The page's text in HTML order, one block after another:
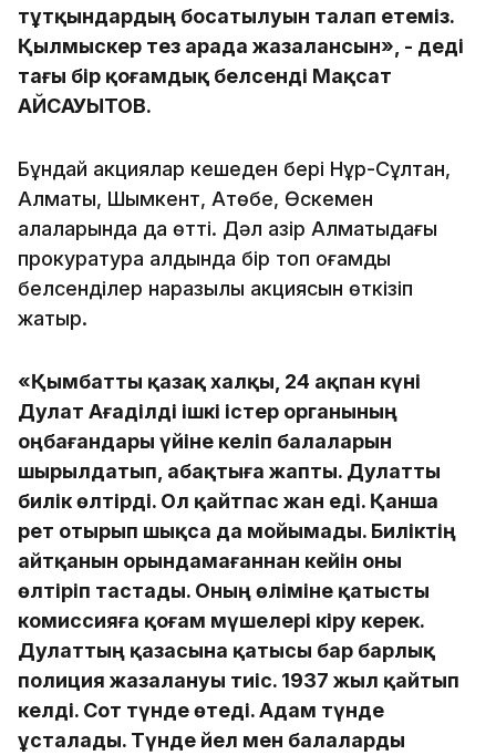
тұтқындардың босатылуын талап етеміз.
Қылмыскер тез арада жазалансын», - деді
тағы бір қоғамдық белсенді Мақсат
АЙСАУЫТОВ.
Бұндай акциялар кешеден бері Нұр-Сұлтан,
Алматы, Шымкент, Ақтөбе, Өскемен
қалаларында да өтті. Дәл қазір Алматыдағы
прокуратура алдында бір топ қоғамдық
белсенділер наразылық акциясын өткізіп
жатыр.
«Қымбатты қазақ халқы, 24 ақпан күні
Дулат Ағаділді ішкі істер органының
оңбағандары үйіне келіп балаларын
шырылдатып, абақтыға жапты. Дулатты
билік өлтірді. Ол қайтпас жан еді. Қанша
рет отырып шықса да мойымады. Биліктің
айтқанын орындамағаннан кейін оны
өлтіріп тастады. Оның өліміне қатысты
комиссияға қоғам мүшелері кіру керек.
Дулаттың қазасына қатысы бар барлық
полиция жазалануы тиіс. 1937 жыл қайтып
келді. Сот түнде өтеді. Адам түнде
ұсталады. Түнде әйел мен балаларды